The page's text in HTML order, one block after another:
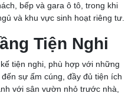
bếp và gara ô tô, trong khi
và khu vực sinh hoạt riêng tư.
Tiện Nghi
tiện nghi, phù hợp với những
sự ấm cúng, đầy đủ tiện ích
với sân vườn nhỏ trước nhà,